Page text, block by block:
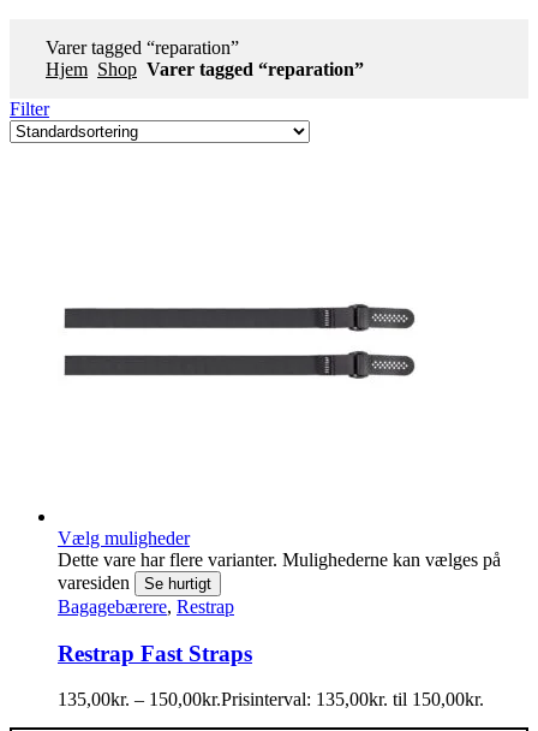
Varer tagged “reparation”
Hjem Shop Varer tagged “reparation”
Filter
Vælg muligheder
Dette vare har flere varianter. Mulighederne kan vælges på
varesiden
Se hurtigt
Bagagebærere, Restrap
Restrap Fast Straps
135,00kr. – 150,00kr.Prisinterval: 135,00kr. til 150,00kr.